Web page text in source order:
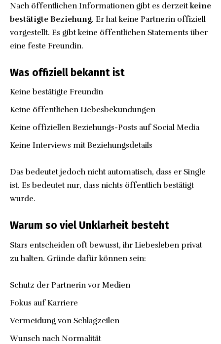
Nach öffentlichen Informationen gibt es derzeitkeine
bestätigte Beziehung. Er hat keine Partnerin offiziell
vorgestellt. Es gibt keine öffentlichen Statements über
eine feste Freundin.
Was offiziell bekannt ist
Keine bestätigte Freundin
Keine öffentlichen Liebesbekundungen
Keine offiziellen Beziehungs-Posts auf Social Media
Keine Interviews mit Beziehungsdetails
Das bedeutet jedoch nicht automatisch, dass er Single
ist. Es bedeutet nur, dass nichts öffentlich bestätigt
wurde.
Warum so viel Unklarheit besteht
Stars entscheiden oft bewusst, ihr Liebesleben privat
zu halten. Gründe dafür können sein:
Schutz der Partnerin vor Medien
Fokus auf Karriere
Vermeidung von Schlagzeilen
Wunsch nach Normalität